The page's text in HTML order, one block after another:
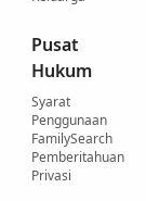
Pusat
Hukum
Syarat
Penggunaan
FamilySearch
Pemberitahuan
Privasi